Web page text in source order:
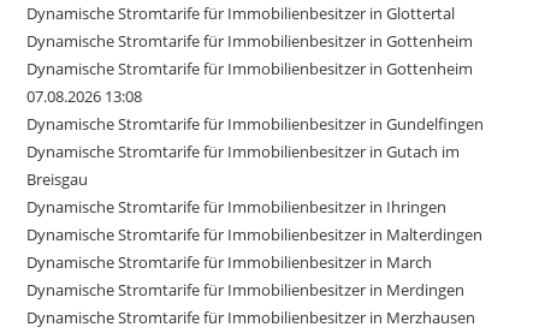
Dynamische Stromtarife für Immobilienbesitzer in Glottertal
Dynamische Stromtarife für Immobilienbesitzer in Gottenheim
Dynamische Stromtarife für Immobilienbesitzer in Gottenheim
07.08.2026 13:08
Dynamische Stromtarife für Immobilienbesitzer in Gundelfingen
Dynamische Stromtarife für Immobilienbesitzer in Gutach im
Breisgau
Dynamische Stromtarife für Immobilienbesitzer in Ihringen
Dynamische Stromtarife für Immobilienbesitzer in Malterdingen
Dynamische Stromtarife für Immobilienbesitzer in March
Dynamische Stromtarife für Immobilienbesitzer in Merdingen
Dynamische Stromtarife für Immobilienbesitzer in Merzhausen